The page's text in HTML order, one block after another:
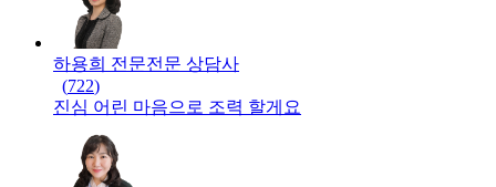
하용희 전문전문 상담사
(722)
진심 어린 마음으로 조력 할게요